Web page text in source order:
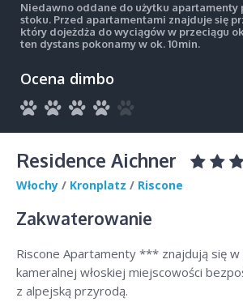
Niedawno oddane do użytku apartamenty
stoku. Przed apartamentami znajduje się
który dojeżdża do wyciągów w przeciągu
ten dystans pokonamy w ok. 10min.
Ocena dimbo
Residence Aichner
Włochy / Kronplatz / Riscone
Zakwaterowanie
Riscone Apartamenty *** znajdują się w
kameralnej włoskiej miejscowości
z alpejską przyrodą.